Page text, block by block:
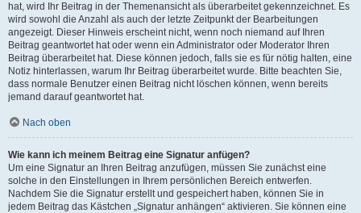
hat, wird Ihr Beitrag in der Themenansicht als überarbeitet gekennzeichnet. Es
wird sowohl die Anzahl als auch der letzte Zeitpunkt der Bearbeitungen
angezeigt. Dieser Hinweis erscheint nicht, wenn noch niemand auf Ihren
Beitrag geantwortet hat oder wenn ein Administrator oder Moderator Ihren
Beitrag überarbeitet hat. Diese können jedoch, falls sie es für nötig halten, eine
Notiz hinterlassen, warum Ihr Beitrag überarbeitet wurde. Bitte beachten Sie,
dass normale Benutzer einen Beitrag nicht löschen können, wenn bereits
jemand darauf geantwortet hat.
Nach oben
Wie kann ich meinem Beitrag eine Signatur anfügen?
Um eine Signatur an Ihren Beitrag anzufügen, müssen Sie zunächst eine
solche in den Einstellungen in Ihrem persönlichen Bereich entwerfen.
Nachdem Sie die Signatur erstellt und gespeichert haben, können Sie in
jedem Beitrag das Kästchen „Signatur anhängen“ aktivieren. Sie können eine